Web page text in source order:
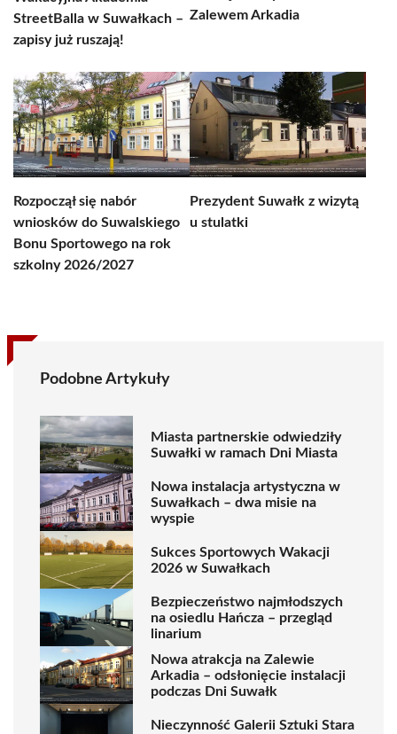
StreetBalla w Suwałkach –
zapisy już ruszają!
Zalewem Arkadia
Rozpoczął się nabór
wniosków do Suwalskiego
Bonu Sportowego na rok
szkolny 2026/2027
Prezydent Suwałk z wizytą
u stulatki
Podobne Artykuły
Miasta partnerskie odwiedziły
Suwałki w ramach Dni Miasta
Nowa instalacja artystyczna w
Suwałkach – dwa misie na
wyspie
Sukces Sportowych Wakacji
2026 w Suwałkach
Bezpieczeństwo najmłodszych
na osiedlu Hańcza – przegląd
linarium
Nowa atrakcja na Zalewie
Arkadia – odsłonięcie instalacji
podczas Dni Suwałk
Nieczynność Galerii Sztuki Stara